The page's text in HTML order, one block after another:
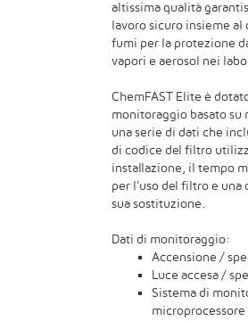
altissima qualità
lavoro sicuro insieme
fumi per la protezione
vapori e aerosol nei
ChemFAST Elite è
monitoraggio basato su
una serie di dati che
di codice del filtro
installazione, il tempo
per l'uso del filtro e una
sua sostituzione.
Dati di monitoraggio:
Accensione /
Luce accesa /
Sistema di